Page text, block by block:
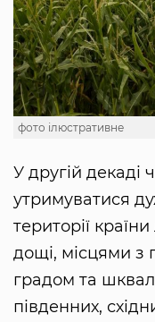
фото ілюстративне
У другій декаді
утримуватися
території
дощі, місцями з
градом та
південних,